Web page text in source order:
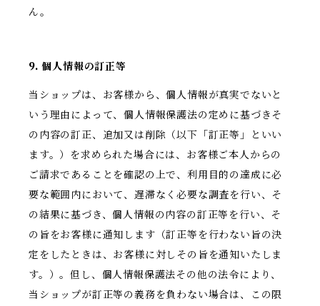
ん。
9. 個人情報の訂正等
当ショップは、お客様から、個人情報が真実でないと
いう理由によって、個人情報保護法の定めに基づきそ
の内容の訂正、追加又は削除（以下「訂正等」といい
ます。）を求められた場合には、お客様ご本人からの
ご請求であることを確認の上で、利用目的の達成に必
要な範囲内において、遅滞なく必要な調査を行い、そ
の結果に基づき、個人情報の内容の訂正等を行い、そ
の旨をお客様に通知します（訂正等を行わない旨の決
定をしたときは、お客様に対しその旨を通知いたしま
す。）。但し、個人情報保護法その他の法令により、
当ショップが訂正等の義務を負わない場合は、この限